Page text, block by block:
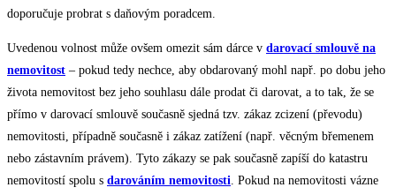
doporučuje probrat s daňovým poradcem.
Uvedenou volnost může ovšem omezit sám dárce v darovací smlouvě na
nemovitost – pokud tedy nechce, aby obdarovaný mohl např. po dobu jeho
života nemovitost bez jeho souhlasu dále prodat či darovat, a to tak, že se
přímo v darovací smlouvě současně sjedná tzv. zákaz zcizení (převodu)
nemovitosti, případně současně i zákaz zatížení (např. věcným břemenem
nebo zástavním právem). Tyto zákazy se pak současně zapíší do katastru
nemovitostí spolu s darováním nemovitosti. Pokud na nemovitosti vázne